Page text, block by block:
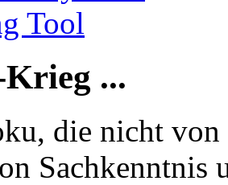
...
die nicht
Sachkenntnis